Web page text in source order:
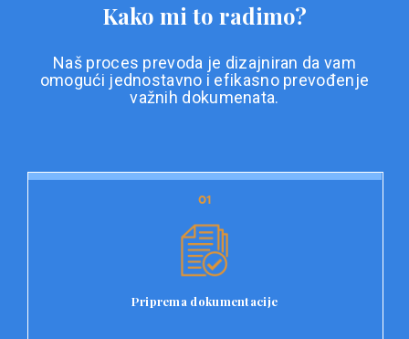
Kako mi to radimo?
Naš proces prevoda je dizajniran da vam
omogući jednostavno i efikasno prevođenje
važnih dokumenata.
01
Priprema dokumentacije
01
Prvi korak u našem procesu prevoda je priprema
dokumentacije. Korisnici jednostavno učitavaju svoje
dokumenta, kao i specifične zahtjeve za prevod.